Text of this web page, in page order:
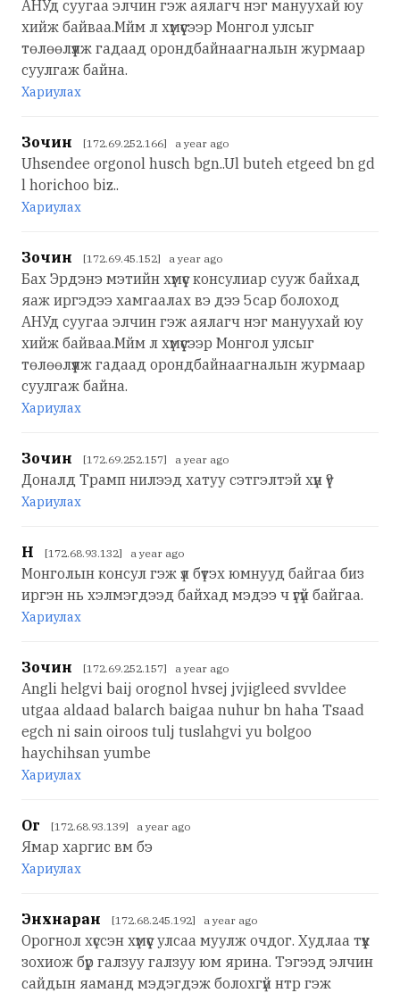
АНУд суугаа элчин гэж аялагч нэг мануухай юу
хийж байваа.Мйм л хүмүүсээр Монгол улсыг
төлөөлүүлж гадаад орондбайнаагналын журмаар
суулгаж байна.
Хариулах
Зочин [172.69.252.166] a year ago
Uhsendee orgonol husch bgn..Ul buteh etgeed bn gd
l horichoo biz..
Хариулах
Зочин [172.69.45.152] a year ago
Бах Эрдэнэ мэтийн хүмүүс консулиар сууж байхад
яаж иргэдээ хамгаалах вэ дээ 5сар болоход
АНУд суугаа элчин гэж аялагч нэг мануухай юу
хийж байваа.Мйм л хүмүүсээр Монгол улсыг
төлөөлүүлж гадаад орондбайнаагналын журмаар
суулгаж байна.
Хариулах
Зочин [172.69.252.157] a year ago
Доналд Трамп нилээд хатуу сэтгэлтэй хүн үү?
Хариулах
Н [172.68.93.132] a year ago
Монголын консул гэж үл бүтэх юмнууд байгаа биз
иргэн нь хэлмэгдээд байхад мэдээ ч үгүй байгаа.
Хариулах
Зочин [172.69.252.157] a year ago
Angli helgvi baij orognol hvsej jvjigleed svvldee
utgaa aldaad balarch baigaa nuhur bn haha Tsaad
egch ni sain oiroos tulj tuslahgvi yu bolgoo
haychihsan yumbe
Хариулах
Ог [172.68.93.139] a year ago
Ямар харгис вм бэ
Хариулах
Энхнаран [172.68.245.192] a year ago
Орогнол хүссэн хүмүүс улсаа муулж очдог. Худлаа түүх
зохиож бүр галзуу галзуу юм ярина. Тэгээд элчин
сайдын яаманд мэдэгдэж болохгүй нтр гэж